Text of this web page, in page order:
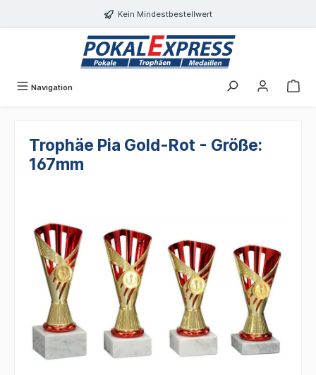
Kein Mindestbestellwert
Navigation
Trophäe Pia Gold-Rot - Größe:
167mm